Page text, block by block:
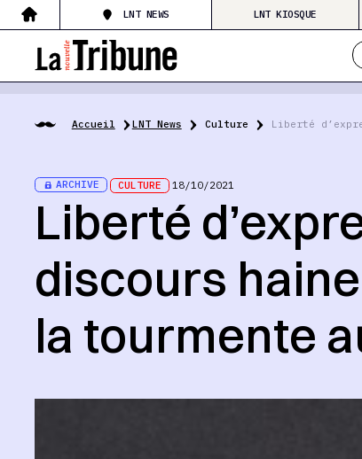
LNT NEWS LNT KIOSQUE
Accueil LNT News Culture Liberté
ARCHIVE CULTURE 18/10/2021
Liberté
discours
la tourmente